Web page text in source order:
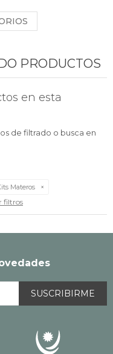
PRODUCTOS
en esta
de filtrado o busca en
Materos
filtros
SUSCRIBIRME